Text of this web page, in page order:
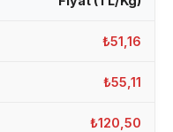
₺51,16
₺55,11
₺120,50